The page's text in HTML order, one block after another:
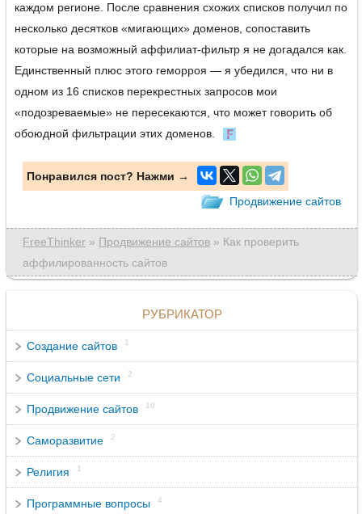
каждом регионе. После сравнения схожих списков получил по
несколько десятков «мигающих» доменов, сопоставить
которые на возможный аффилиат-фильтр я не догадался как.
Единственный плюс этого геморроя — я убедился, что ни в
одном из 16 списков перекрестных запросов мои
«подозреваемые» не пересекаются, что может говорить об
обоюдной фильтрации этих доменов.
Понравился пост? Нажми →
Продвижение сайтов
FreeThinker » Продвижение сайтов » Как проверить
аффилированность сайтов
РУБРИКАТОР
Создание сайтов 1
Социальные сети 2
Продвижение сайтов 10
Саморазвитие 2
Религия 1
Программные вопросы 4